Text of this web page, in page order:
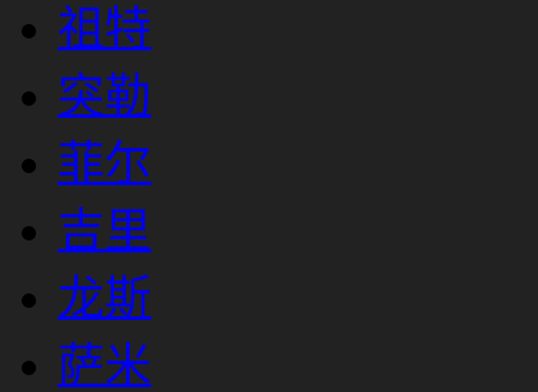
祖特
突勒
菲尔
吉里
龙斯
萨米